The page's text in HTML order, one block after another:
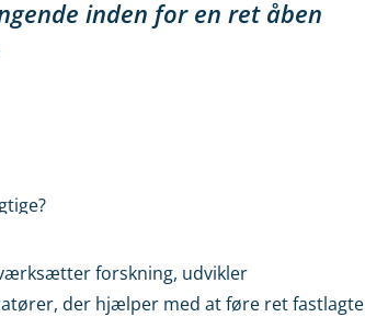
inden for en ret åben
forskning, udvikler
der hjælper med at føre ret fastlagte